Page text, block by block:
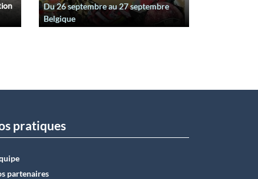
Du26 septembreau27 septembre
Belgique
pratiques
partenaires